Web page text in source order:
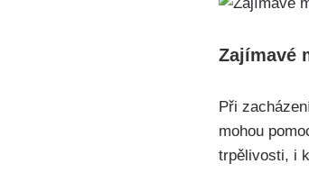
Zajímavé
Při
mohou
trpělivosti, i